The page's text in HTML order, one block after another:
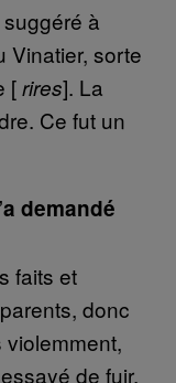
à
Vinatier, sorte
[rires]. La
Ce fut un
demandé
faits et
donc
de fuir,